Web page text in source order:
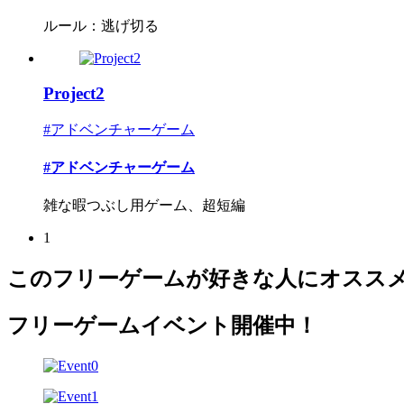
ルール：逃げ切る
Project2
#アドベンチャーゲーム
#アドベンチャーゲーム
雑な暇つぶし用ゲーム、超短編
1
このフリーゲームが好きな人にオスス
フリーゲームイベント開催中！